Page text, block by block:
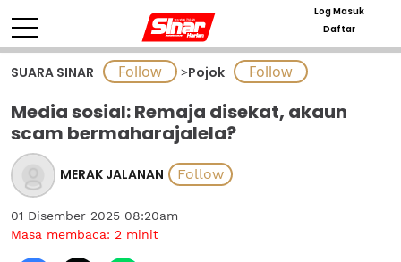
Log Masuk
Daftar
SUARA SINAR >Pojok
Media sosial: Remaja disekat, akaun
scam bermaharajalela?
MERAK JALANAN
01 Disember 2025 08:20am
Masa membaca: 2 minit